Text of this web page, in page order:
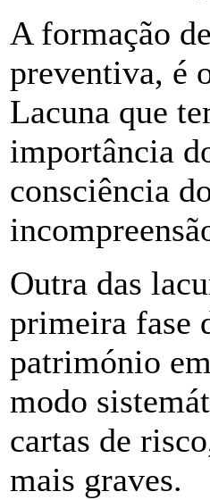
A formação
preventiva, é
Lacuna que
importância
consciência
Outra das
primeira fase
património
modo
cartas de
mais graves.